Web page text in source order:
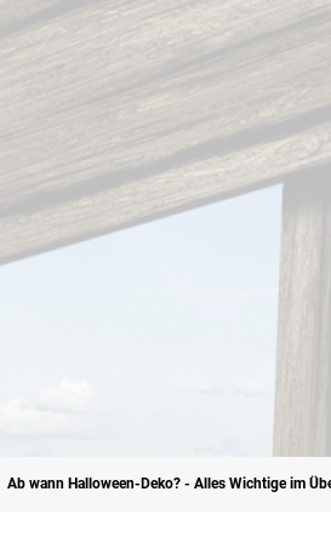
Ab wann Halloween-Deko? - Alles Wichtige im